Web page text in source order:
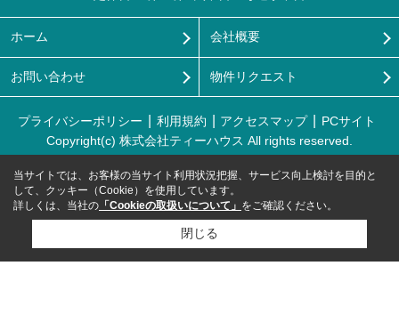
ホーム 会社概要
お問い合わせ 物件リクエスト
プライバシーポリシー 利用規約 アクセスマップ
PCサイト
Copyright(c) 株式会社ティーハウス All rights reserved.
当サイトでは、お客様の当サイト利用状況把握、サービス向上検討を目的と
して、クッキー（Cookie）を使用しています。
詳しくは、当社の 「Cookieの取扱いについて」 をご確認ください。
閉じる